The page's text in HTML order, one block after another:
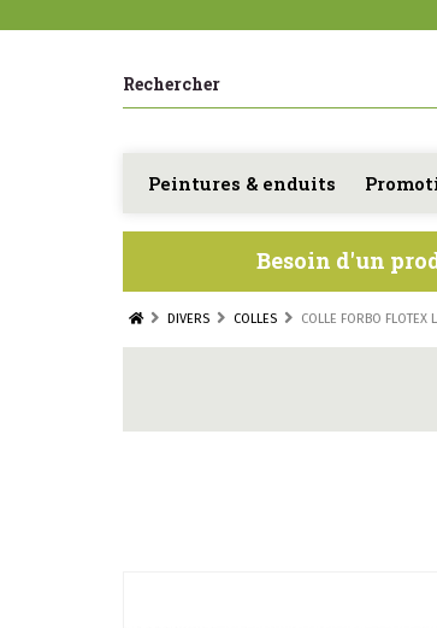
Peintures & enduits
Besoin d'un
DIVERS COLLES COLLE FORBO FLOTEX